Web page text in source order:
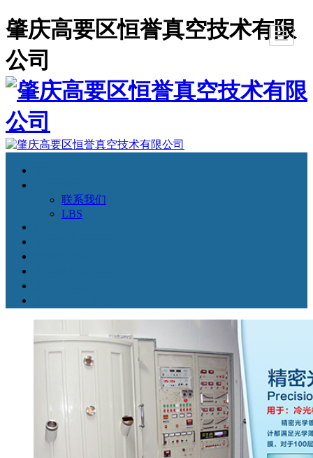
肇庆高要区恒誉真空技术有限
公司
首页
联系我们
LBS